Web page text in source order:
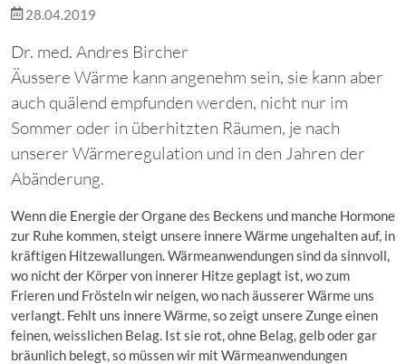
28.04.2019
Dr. med. Andres Bircher
Äussere Wärme kann angenehm sein, sie kann aber
auch quälend empfunden werden, nicht nur im
Sommer oder in überhitzten Räumen, je nach
unserer Wärmeregulation und in den Jahren der
Abänderung.
Wenn die Energie der Organe des Beckens und manche Hormone
zur Ruhe kommen, steigt unsere innere Wärme ungehalten auf, in
kräftigen Hitzewallungen. Wärmeanwendungen sind da sinnvoll,
wo nicht der Körper von innerer Hitze geplagt ist, wo zum
Frieren und Frösteln wir neigen, wo nach äusserer Wärme uns
verlangt. Fehlt uns innere Wärme, so zeigt unsere Zunge einen
feinen, weisslichen Belag. Ist sie rot, ohne Belag, gelb oder gar
bräunlich belegt, so müssen wir mit Wärmeanwendungen